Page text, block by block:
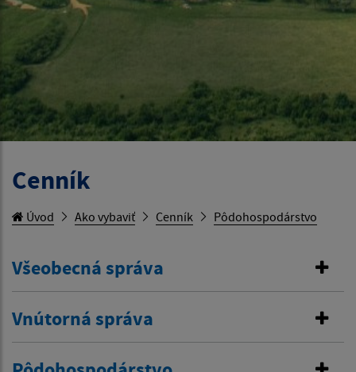
Cenník
Úvod Ako vybaviť Cenník Pôdohospodárstvo
Všeobecná správa
Vnútorná správa